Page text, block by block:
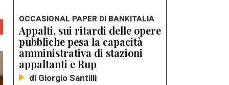
OCCASIONAL PAPER DI BANKITALIA
Appalti, sui ritardi delle opere
pubbliche pesa la capacità
amministrativa di stazioni
appaltanti e Rup
di Giorgio Santilli